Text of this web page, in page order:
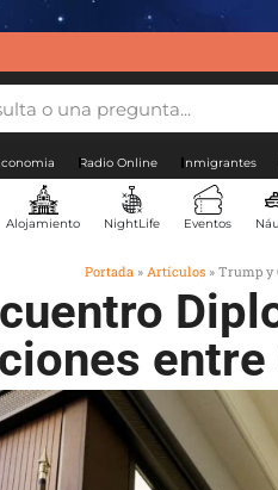
Radio Online Inmigrantes
Alojamiento NightLife Eventos
Portada » Artículos » Trump y
entre